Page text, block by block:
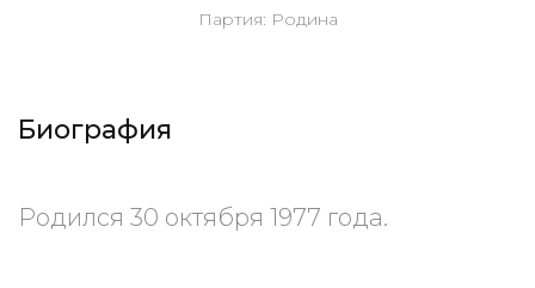
Партия: Родина
Биография
Родился 30 октября 1977 года.